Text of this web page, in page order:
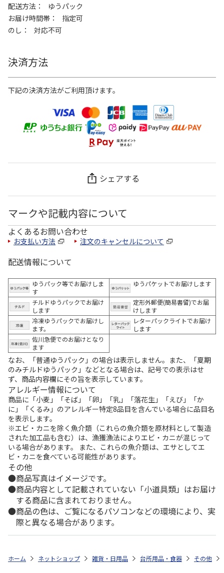
配送方法
ゆうパック
お届け時間帯
指定可
のし
対応不可
決済方法
下記の決済方法がご利用頂けます。
シェアする
マークや記載内容について
よくあるお問い合わせ
お支払い方法 注文のキャンセルについて
配送情報について
ゆうパック等でお届けしま
す
ゆうパケットでお届けします
チルドゆうパックでお届け
します
定形外郵便(簡易書留)でお届
けします
冷凍ゆうパックでお届けし
ます。
レターパックライトでお届け
します
佐川急便でのお届けとなり
ます
なお、「普通ゆうパック」の場合は表示しません。また、「夏期
のみチルドゆうパック」などとなる場合は、記号での表示はせ
ず、商品内容欄にその旨を表示しています。
アレルギー情報について
商品に「小麦」「そば」「卵」「乳」「落花生」「えび」「か
に」「くるみ」のアレルギー特定8品目を含んでいる場合に品目名
を表示します。
※エビ・カニを除く魚介類（これらの魚介類を原材料として製造
された加工品も含む）は、漁獲漁法によりエビ・カニが混じって
いる場合があります。 また、これらの魚介類は、エサとしてエ
ビ・カニを食べている可能性があります。
その他
商品写真はイメージです。
商品内容として記載されていない「小道具類」はお届け
する商品に含まれておりません。
商品の色は、ご覧になるパソコンなどの環境により、実
際と異なる場合があります。
ホーム ネットショップ 雑貨・日用品 台所用品・食器 その他